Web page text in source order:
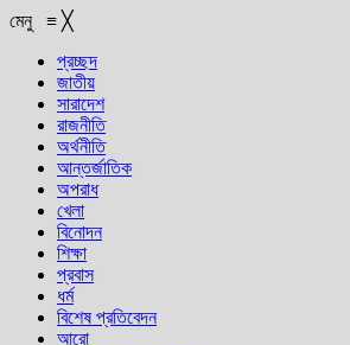
মেনু ≡ ╳
প্রচ্ছদ
জাতীয়
সারাদেশ
রাজনীতি
অর্থনীতি
আন্তর্জাতিক
অপরাধ
খেলা
বিনোদন
শিক্ষা
প্রবাস
ধর্ম
বিশেষ প্রতিবেদন
আরো